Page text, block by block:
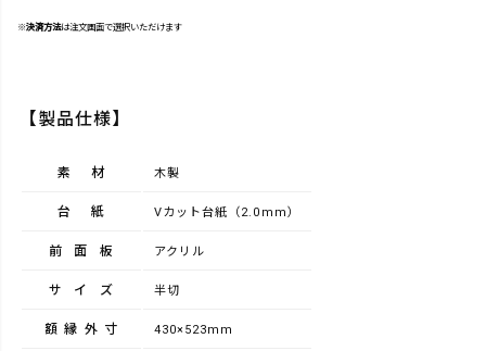
※決済方法は注文画面で選択いただけます
【製品仕様】
素材 木製
台紙 Vカット台紙（2.0mm）
前面板 アクリル
サイズ 半切
額縁外寸 430×523mm